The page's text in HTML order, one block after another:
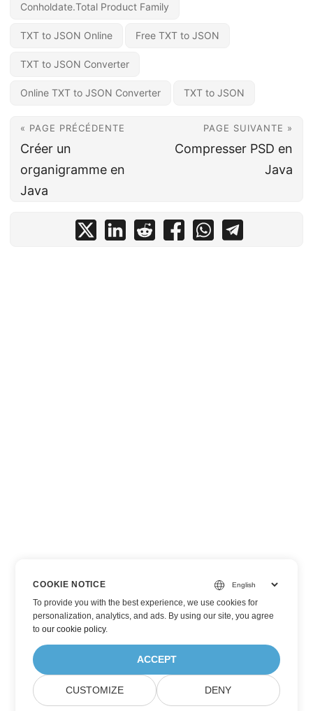
Conholdate.Total Product Family
TXT to JSON Online Free TXT to JSON
TXT to JSON Converter
Online TXT to JSON Converter TXT to JSON
« PAGE PRÉCÉDENTE
Créer un
organigramme en
Java
PAGE SUIVANTE »
Compresser PSD en
Java
COOKIE NOTICE
To provide you with the best experience, we use cookies for
personalization, analytics, and ads. By using our site, you agree
toour cookie policy.
ACCEPT
CUSTOMIZE DENY